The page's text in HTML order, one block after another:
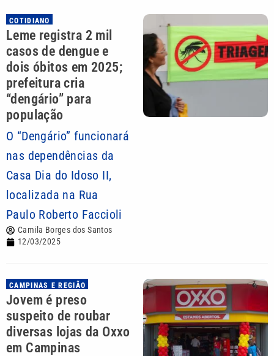
COTIDIANO
Leme registra 2 mil
casos de dengue e
dois óbitos em 2025;
prefeitura cria
“dengário” para
população
O “Dengário” funcionará
nas dependências da
Casa Dia do Idoso II,
localizada na Rua
Paulo Roberto Faccioli
Camila Borges dos Santos
12/03/2025
CAMPINAS E REGIÃO
Jovem é preso
suspeito de roubar
diversas lojas da Oxxo
em Campinas